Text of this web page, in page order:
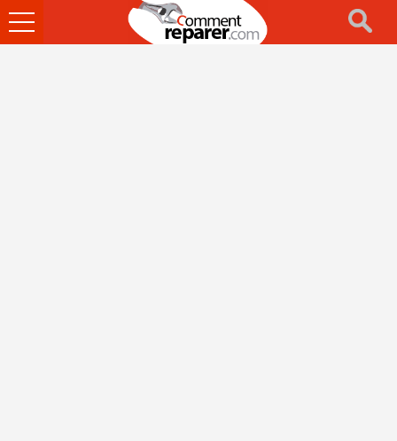
Ouvrir
le